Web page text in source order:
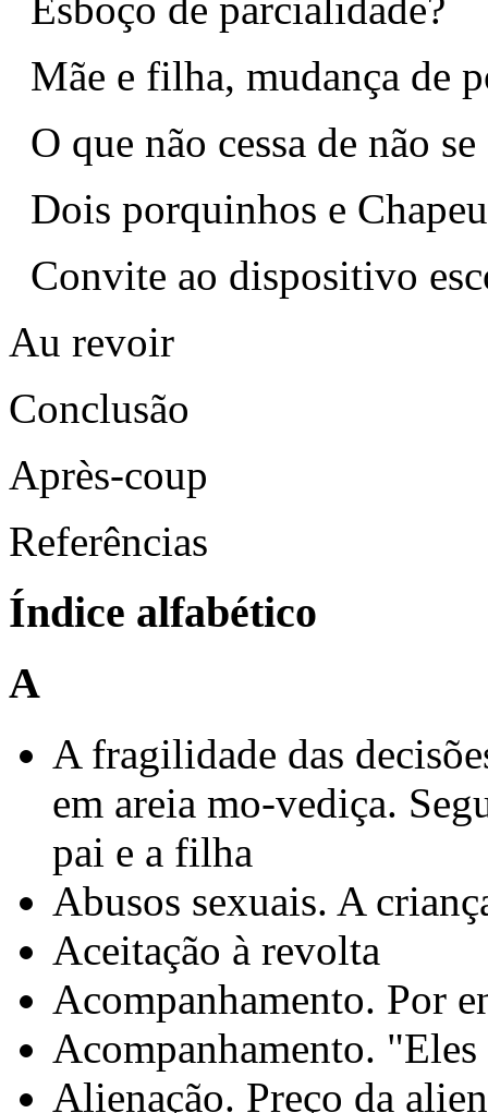
Mãe e filha, mudança de
O que não cessa de não
Dois porquinhos e
Convite ao dispositivo
Au revoir
Conclusão
Après-coup
Referências
Índice alfabético
A
A fragilidade das
em areia mo-vediça.
pai e a filha
Abusos sexuais. A
Aceitação à revolta
Acompanhamento. Por
Acompanhamento.
Alienação. Preço da